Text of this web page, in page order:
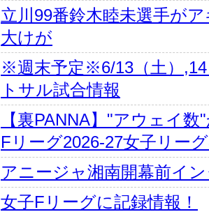
立川99番鈴木睦未選手が
大けが
※週末予定※6/13（土）
トサル試合情報
【裏PANNA】"アウェイ
Fリーグ2026-27女子リー
アニージャ湘南開幕前イ
女子Fリーグに記録情報！